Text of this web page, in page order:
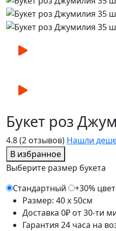
4.8(2 отзывов) Нашли
В избранное
Букет роз
Выберите размер букета
Стандартный
+30%
Размер: 40 x 50см
Доставка 0₽ от 30-ти
Гарантия 24 часа на